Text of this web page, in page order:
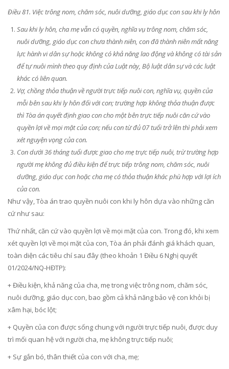
Điều 81. Việc trông nom, chăm sóc, nuôi dưỡng, giáo dục con sau khi ly hôn
Sau khi ly hôn, cha mẹ vẫn có quyền, nghĩa vụ trông nom, chăm sóc,
nuôi dưỡng, giáo dục con chưa thành niên, con đã thành niên mất năng
lực hành vi dân sự hoặc không có khả năng lao động và không có tài sản
để tự nuôi mình theo quy định của Luật này, Bộ luật dân sự và các luật
khác có liên quan.
Vợ, chồng thỏa thuận về người trực tiếp nuôi con, nghĩa vụ, quyền của
mỗi bên sau khi ly hôn đối với con; trường hợp không thỏa thuận được
thì Tòa án quyết định giao con cho một bên trực tiếp nuôi căn cứ vào
quyền lợi về mọi mặt của con; nếu con từ đủ 07 tuổi trở lên thì phải xem
xét nguyện vọng của con.
Con dưới 36 tháng tuổi được giao cho mẹ trực tiếp nuôi, trừ trường hợp
người mẹ không đủ điều kiện để trực tiếp trông nom, chăm sóc, nuôi
dưỡng, giáo dục con hoặc cha mẹ có thỏa thuận khác phù hợp với lợi ích
của con.
Như vậy, Tòa án trao quyền nuôi con khi ly hôn dựa vào những căn
cứ như sau:
Thứ nhất, căn cứ vào quyền lợi về mọi mặt của con. Trong đó, khi xem
xét quyền lợi về mọi mặt của con, Tòa án phải đánh giá khách quan,
toàn diện các tiêu chí sau đây (theo khoản 1 Điều 6 Nghị quyết
01/2024/NQ-HĐTP):
+ Điều kiện, khả năng của cha, mẹ trong việc trông nom, chăm sóc,
nuôi dưỡng, giáo dục con, bao gồm cả khả năng bảo vệ con khỏi bị
xâm hại, bóc lột;
+ Quyền của con được sống chung với người trực tiếp nuôi, được duy
trì mối quan hệ với người cha, mẹ không trực tiếp nuôi;
+ Sự gắn bó, thân thiết của con với cha, mẹ;